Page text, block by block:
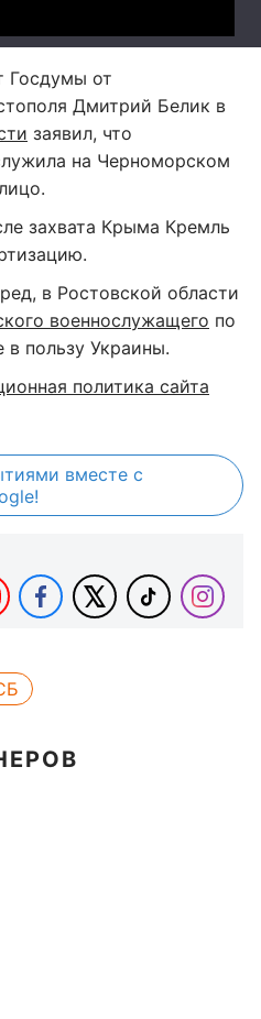
Госдумы от
Дмитрий Белик в
заявил, что
на Черноморском
захвата Крыма Кремль
в Ростовской области
военнослужащего по
пользу Украины.
политика сайта
вместе с